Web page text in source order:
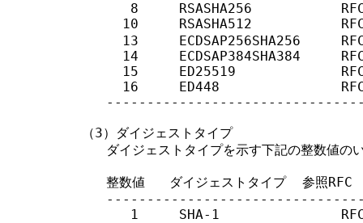
8     RSASHA256
10     RSASHA512
13     ECDSAP256SHA256
14     ECDSAP384SHA384
15     ED25519
16     ED448
        （3）ダイジェストタイプ
ダイジェストタイプを示す下記の整数値の
           整数値   ダイジェストタイプ  参照RFC
1     SHA-1